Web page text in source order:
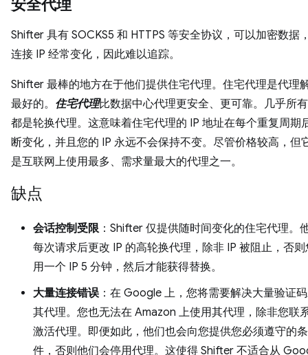
安全代理
Shifter 具有 SOCKS5 和 HTTPS 等安全协议，可以加密数据
连接 IP 经常变化，因此难以追踪。
Shifter 最棒的地方在于他们提供住宅代理。住宅代理是代理
最好的。 住宅代理比数据中心代理更安全、更可靠。几乎所
都是轮换代理。这意味着住宅代理的 IP 地址在每个重复周期
断变化，并且您的 IP 永远不会保持不变。尽管价格较高，但
是互联网上使用最多、需求量最大的代理之一。
缺点
会话控制受限 ：Shifter 仅提供随时间变化的住宅代理。
每次请求后更改 IP 的高轮换代理，除非 IP 被阻止，否
用一个 IP 5 分钟，然后才能获得替换。
大量连接错误 ：在 Google 上，您将需要解决大量验证
其代理。您也无法在 Amazon 上使用其代理，除非您联
激活代理。即便如此，他们也会向您提供您必须遵守的
件，否则他们会停用代理。这使得 Shifter 不适合从